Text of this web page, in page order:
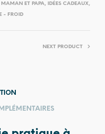
MAMAN ET PAPA, IDÉES CADEAUX,
- FROID
NEXT PRODUCT